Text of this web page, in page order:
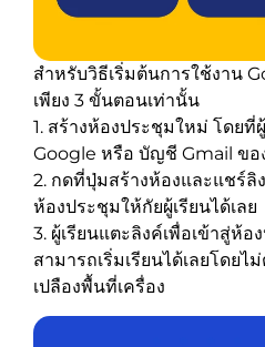
สำหรับวิธีเริ่มต้นการใช้งาน
เพียง 3 ขั้นตอนเท่านั้น
1. สร้างห้องประชุมใหม่ โดย
Google หรือ บัญชี Gmail ของ
2. กดที่ปุ่มสร้างห้องและแชร์ลิ
ห้องประชุมให้กัยผู้เรียนได้เลย
3. ผู้เรียนแตะลิงค์เพื่อเข้าสู่ห้อ
สามารถเริ่มเรียนได้เลยโดยไ
เปลืองพื้นที่เครื่อง